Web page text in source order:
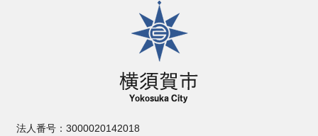
横須賀市
法人番号：3000020142018